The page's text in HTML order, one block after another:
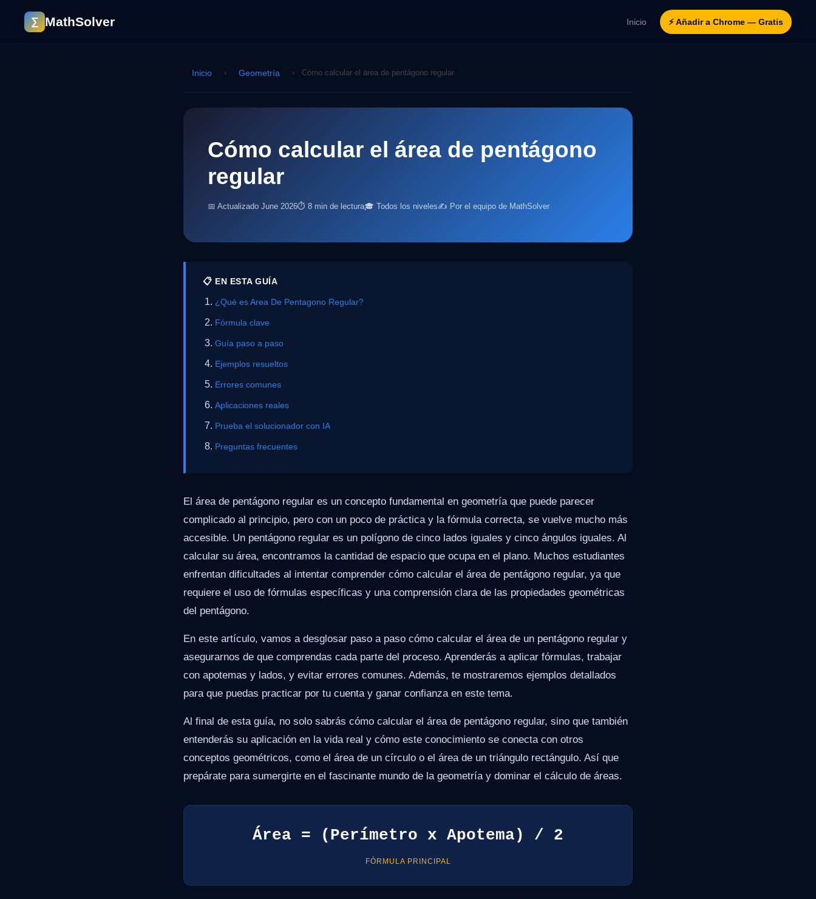
∑ MathSolver Inicio ⚡ Añadir a Chrome — Gratis
Inicio › Geometría › Cómo calcular el área de pentágono regular
Cómo calcular el área de pentágono
regular
📅 Actualizado June 2026⏱ 8 min de lectura🎓 Todos los niveles✍️ Por el equipo de MathSolver
📋 EN ESTA GUÍA
¿Qué es Area De Pentagono Regular?
Fórmula clave
Guía paso a paso
Ejemplos resueltos
Errores comunes
Aplicaciones reales
Prueba el solucionador con IA
Preguntas frecuentes
El área de pentágono regular es un concepto fundamental en geometría que puede parecer
complicado al principio, pero con un poco de práctica y la fórmula correcta, se vuelve mucho más
accesible. Un pentágono regular es un polígono de cinco lados iguales y cinco ángulos iguales. Al
calcular su área, encontramos la cantidad de espacio que ocupa en el plano. Muchos estudiantes
enfrentan dificultades al intentar comprender cómo calcular el área de pentágono regular, ya que
requiere el uso de fórmulas específicas y una comprensión clara de las propiedades geométricas
del pentágono.
En este artículo, vamos a desglosar paso a paso cómo calcular el área de un pentágono regular y
asegurarnos de que comprendas cada parte del proceso. Aprenderás a aplicar fórmulas, trabajar
con apotemas y lados, y evitar errores comunes. Además, te mostraremos ejemplos detallados
para que puedas practicar por tu cuenta y ganar confianza en este tema.
Al final de esta guía, no solo sabrás cómo calcular el área de pentágono regular, sino que también
entenderás su aplicación en la vida real y cómo este conocimiento se conecta con otros
conceptos geométricos, como el área de un círculo o el área de un triángulo rectángulo. Así que
prepárate para sumergirte en el fascinante mundo de la geometría y dominar el cálculo de áreas.
Área = (Perímetro x Apotema) / 2
FÓRMULA PRINCIPAL